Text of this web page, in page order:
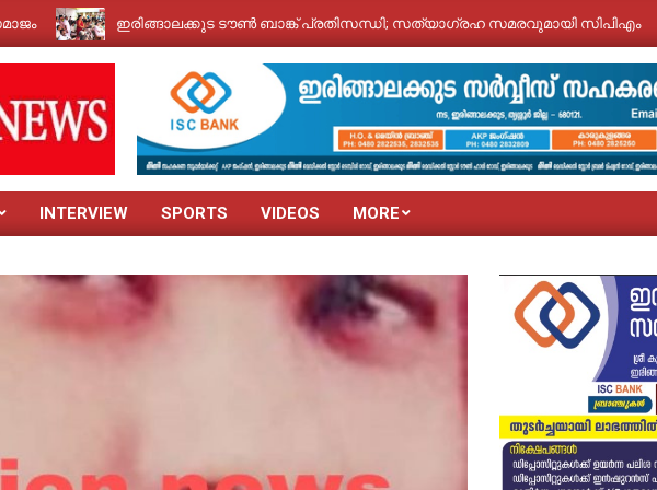
ഇരിങ്ങാലക്കുട ടൗൺ ബാങ്ക് പ്രതിസന്ധി; സത്യാഗ്രഹ സമരവുമായി സിപിഎം
INTERVIEW SPORTS VIDEOS MORE